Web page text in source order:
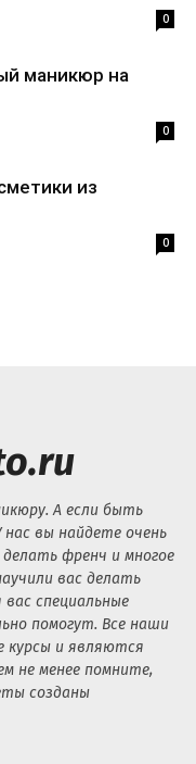
0
маникюр на
0
из
0
А если быть
вы найдете очень
френч и многое
вас делать
специальные
помогут. Все наши
курсы и являются
не менее помните,
созданы